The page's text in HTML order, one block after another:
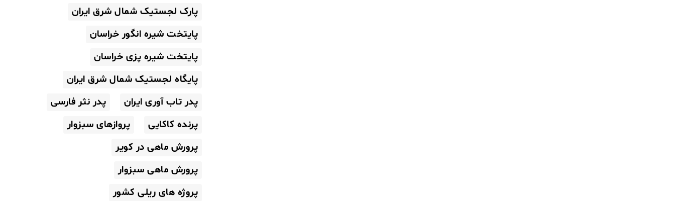
پارک لجستیک شمال شرق ایران
پایتخت شیره انگور خراسان
پایتخت شیره پزی خراسان
پایگاه لجستیک شمال شرق ایران
پدر تاب آوری ایران
پدر نثر فارسی
پرنده کاکایی
پروازهای سبزوار
پرورش ماهی در کویر
پرورش ماهی سبزوار
پروژه های ریلی کشور